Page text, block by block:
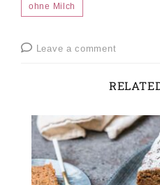
ohne Milch
Leave a comment